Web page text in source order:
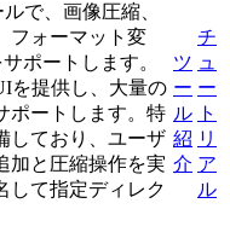
で、画像圧縮、
フォーマット変
ポートします。
を提供し、大量の
ポートします。特
しており、ユーザ
加と圧縮操作を実
して指定ディレク
ツ
ー
ル
紹
介
チ
ュ
ー
ト
リ
ア
ル